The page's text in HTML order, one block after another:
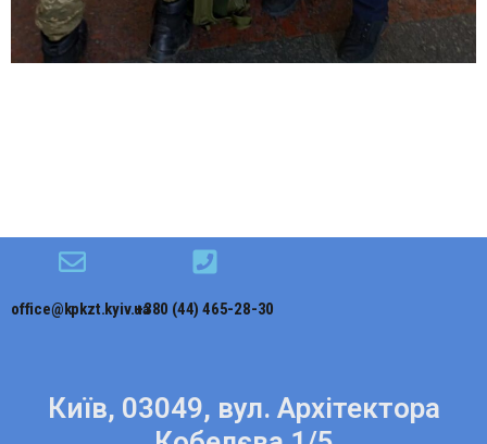
office@kpkzt.kyiv.ua+380 (44) 465-28-30
Київ, 03049, вул. Архітектора